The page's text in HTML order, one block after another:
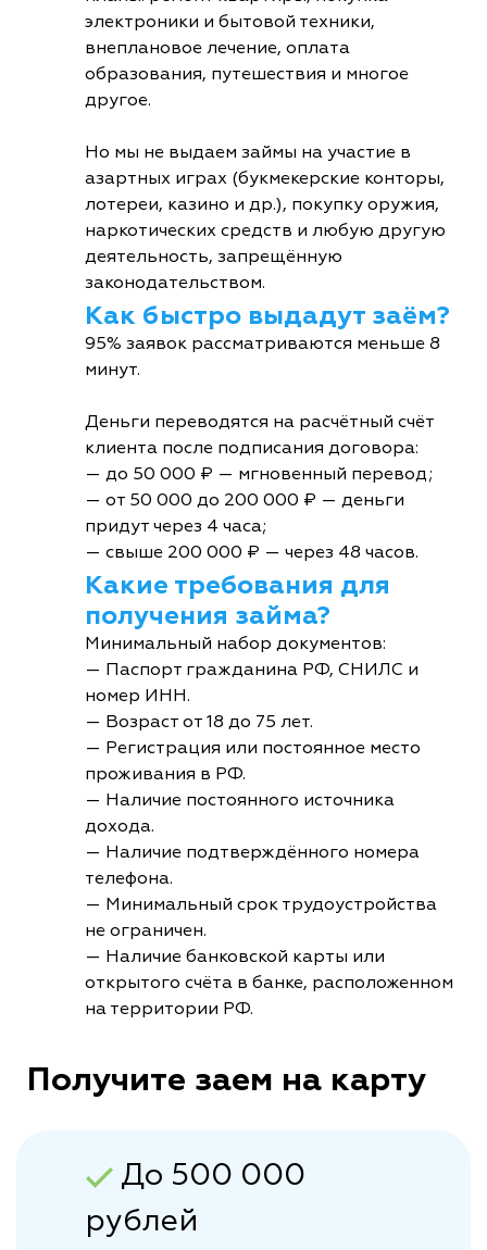
электроники и бытовой техники,
внеплановое лечение, оплата
образования, путешествия и многое
другое.
Но мы не выдаем займы на участие в
азартных играх (букмекерские конторы,
лотереи, казино и др.), покупку оружия,
наркотических средств и любую другую
деятельность, запрещённую
законодательством.
Как быстро выдадут заём?
95% заявок рассматриваются меньше 8
минут.
Деньги переводятся на расчётный счёт
клиента после подписания договора:
— до 50 000 ₽ — мгновенный перевод;
— от 50 000 до 200 000 ₽ — деньги
придут через 4 часа;
— свыше 200 000 ₽ — через 48 часов.
Какие требования для
получения займа?
Минимальный набор документов:
— Паспорт гражданина РФ, СНИЛС и
номер ИНН.
— Возраст от 18 до 75 лет.
— Регистрация или постоянное место
проживания в РФ.
— Наличие постоянного источника
дохода.
— Наличие подтверждённого номера
телефона.
— Минимальный срок трудоустройства
не ограничен.
— Наличие банковской карты или
открытого счёта в банке, расположенном
на территории РФ.
Получите заем на карту
До 500 000
рублей